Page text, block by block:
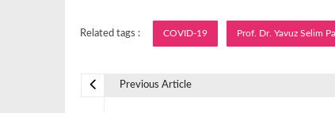
Related tags : COVID-19 Prof. Dr. Yavuz Selim
Previous Article